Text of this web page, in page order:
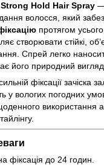
Hold Hair Spray —
волосся, який
протягом
створювати стійкі,
Спрей легко
його природний вигляд.
фіксації зачіска
у вологих погодних
використання
фіксація до 24 годин.